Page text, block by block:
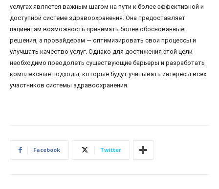
услугах является важным шагом на пути к более эффективной и
доступной системе здравоохранения. Она предоставляет
пациентам возможность принимать более обоснованные
решения, а провайдерам — оптимизировать свои процессы и
улучшать качество услуг. Однако для достижения этой цели
необходимо преодолеть существующие барьеры и разработать
комплексные подходы, которые будут учитывать интересы всех
участников системы здравоохранения.
Facebook Twitter